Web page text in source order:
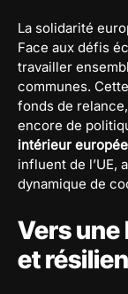
La solidarité
Face aux défis
travailler
communes.
fonds de
encore de
intérieur
influent de l’UE,
dynamique de
Vers une
et